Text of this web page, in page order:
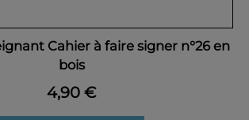
Cahier à faire signer n°26 en
bois
4,90 €